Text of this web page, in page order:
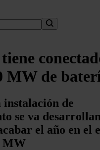
MW de
instalación de
se va
el año en el
MW